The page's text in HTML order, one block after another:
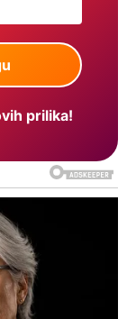
prilika!